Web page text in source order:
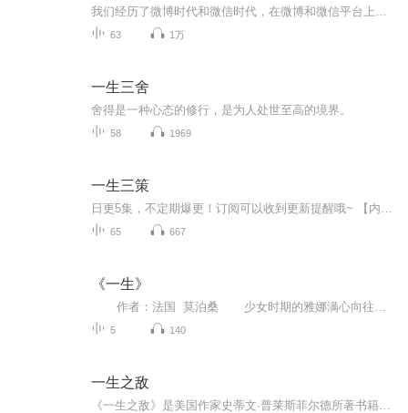
63 1万
一生三舍
舍得是一种心态的修行，是为人处世至高的境界。
58 1969
一生三策
65 667
《一生》
5 140
一生之敌